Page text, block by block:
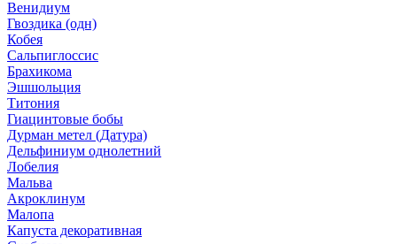
Венидиум
Гвоздика (одн)
Кобея
Сальпиглоссис
Брахикома
Эшшольция
Титония
Гиацинтовые бобы
Дурман метел (Датура)
Дельфиниум однолетний
Лобелия
Мальва
Акроклинум
Малопа
Капуста декоративная